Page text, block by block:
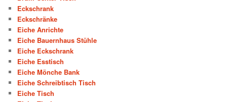
Eckschrank
Eckschränke
Eiche Anrichte
Eiche Bauernhaus Stühle
Eiche Eckschrank
Eiche Esstisch
Eiche Mönche Bank
Eiche Schreibtisch Tisch
Eiche Tisch